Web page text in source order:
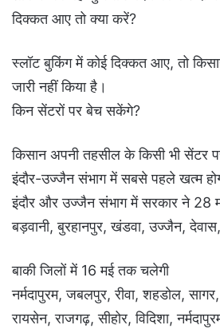
दिक्कत आए तो क्या करें?
स्लॉट बुकिंग में कोई दिक्कत आए, तो
जारी नहीं किया है।
किन सेंटरों पर बेच सकेंगे?
किसान अपनी तहसील के किसी भी सेंटर
इंदौर-उज्जैन संभाग में सबसे पहले खत्म
इंदौर और उज्जैन संभाग में सरकार ने 28
बड़वानी, बुरहानपुर, खंडवा, उज्जैन,
बाकी जिलों में 16 मई तक चलेगी
नर्मदापुरम, जबलपुर, रीवा, शहडोल,
रायसेन, राजगढ़, सीहोर, विदिशा,